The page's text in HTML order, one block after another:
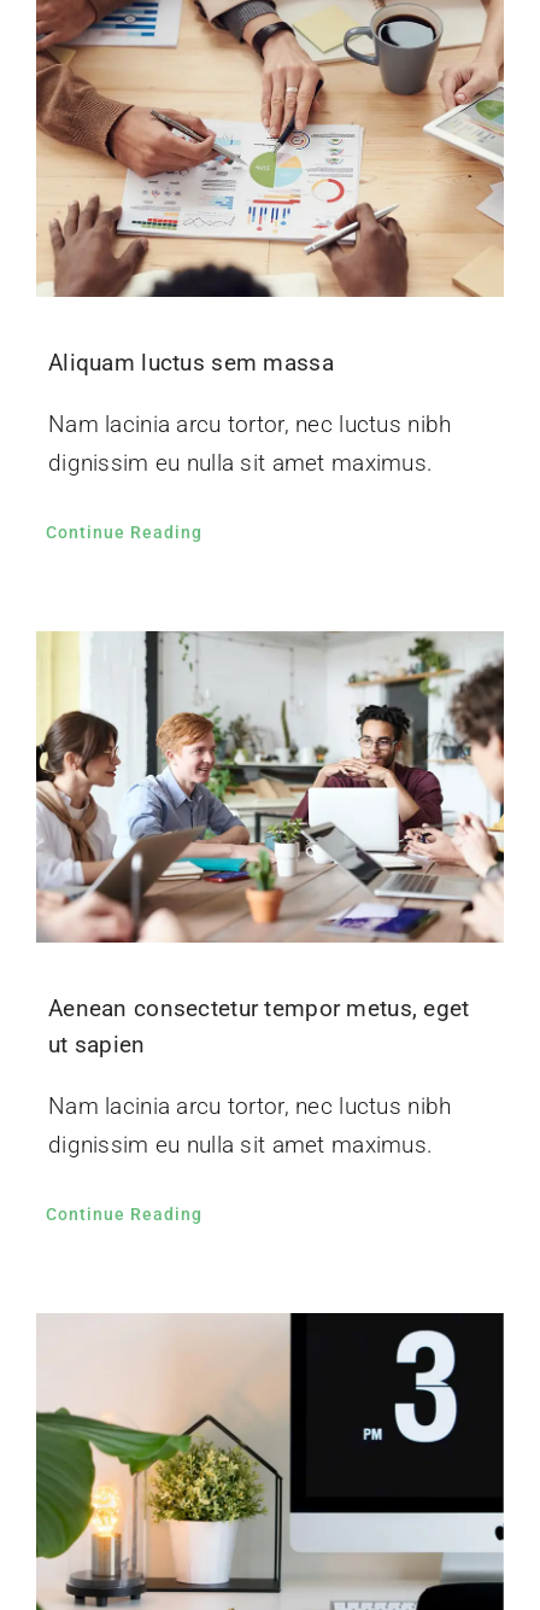
Aliquam luctus sem massa
Nam lacinia arcu tortor, nec luctus nibh
dignissim eu nulla sit amet maximus.
Continue Reading
Aenean consectetur tempor metus, eget
ut sapien
Nam lacinia arcu tortor, nec luctus nibh
dignissim eu nulla sit amet maximus.
Continue Reading